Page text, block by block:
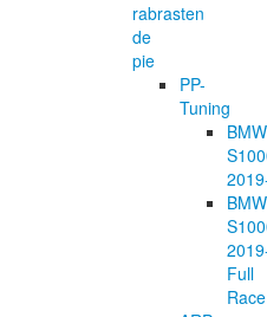
rabrasten
de
pie
PP-
Tuning
BMW
BMW
Full
Race